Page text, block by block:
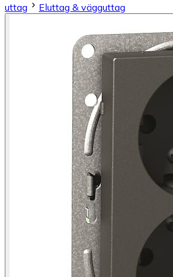
uttag
Eluttag & vägguttag